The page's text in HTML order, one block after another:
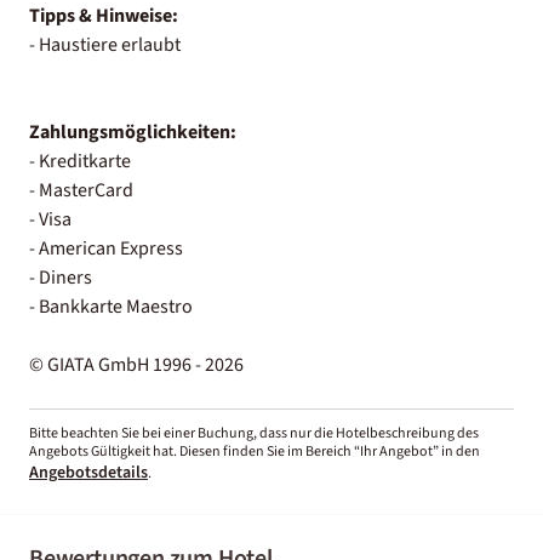
Tipps & Hinweise:
- Haustiere erlaubt
Zahlungsmöglichkeiten:
- Kreditkarte
- MasterCard
- Visa
- American Express
- Diners
- Bankkarte Maestro
© GIATA GmbH 1996 - 2026
Bitte beachten Sie bei einer Buchung, dass nur die Hotelbeschreibung des
Angebots Gültigkeit hat. Diesen finden Sie im Bereich “Ihr Angebot” in den
Angebotsdetails.